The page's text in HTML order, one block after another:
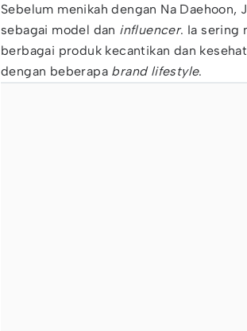
Sebelum menikah dengan Na
sebagai model dan influencer. Ia sering
berbagai produk kecantikan dan
dengan beberapa brand lifestyle.